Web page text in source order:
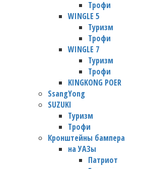
Трофи
WINGLE 5
Туризм
Трофи
WINGLE 7
Туризм
Трофи
KINGKONG POER
SsangYong
SUZUKI
Туризм
Трофи
Кронштейны бампера
на УАЗы
Патриот